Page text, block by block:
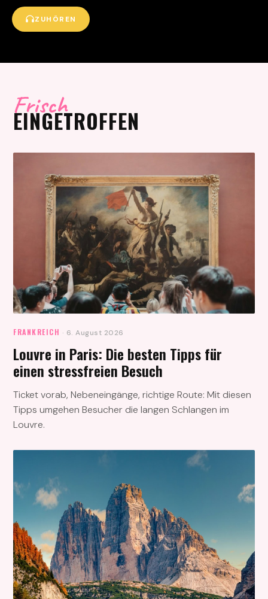
Doch Queensland hat noch so viel mehr zu bieten. Deshalb
nehmen wir …
Frisch
EINGETROFFEN
FRANKREICH· 6. August 2026
Louvre in Paris: Die besten Tipps für
einen stressfreien Besuch
Ticket vorab, Nebeneingänge, richtige Route: Mit diesen
Louvre.